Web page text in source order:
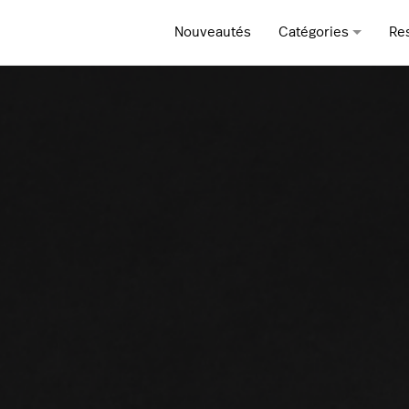
Nouveautés Catégories